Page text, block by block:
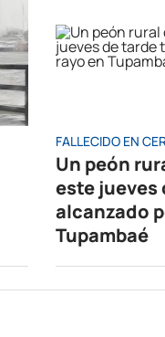
FALLECIDO EN
Un peón
este jueves
alcanzado
Tupambaé